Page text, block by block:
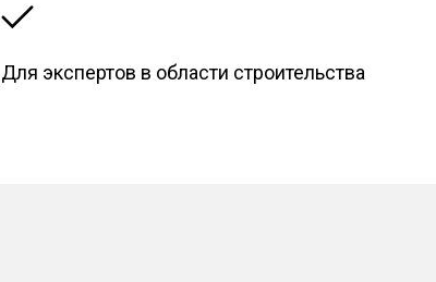
Для экспертов в области строительства